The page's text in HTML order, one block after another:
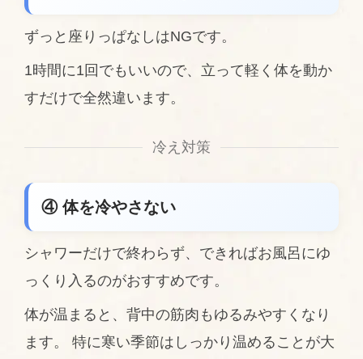
ずっと座りっぱなしはNGです。
1時間に1回でもいいので、立って軽く体を動か
すだけで全然違います。
冷え対策
④ 体を冷やさない
シャワーだけで終わらず、できればお風呂にゆ
っくり入るのがおすすめです。
体が温まると、背中の筋肉もゆるみやすくなり
ます。 特に寒い季節はしっかり温めることが大